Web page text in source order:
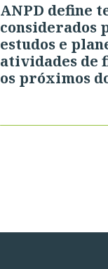
ANPD define
considerados
estudos e
atividades de
os próximos